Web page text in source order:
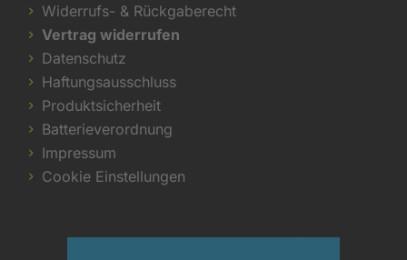
Widerrufs- & Rückgaberecht
Vertrag widerrufen
Datenschutz
Haftungsausschluss
Produktsicherheit
Batterieverordnung
Impressum
Cookie Einstellungen